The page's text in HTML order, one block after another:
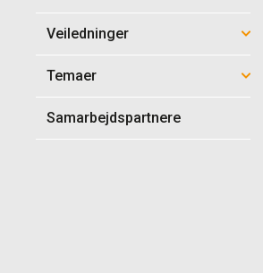
Veiledninger
Temaer
Samarbejdspartnere